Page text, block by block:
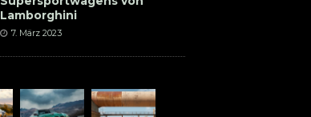
Lamborghini
7. März 2023